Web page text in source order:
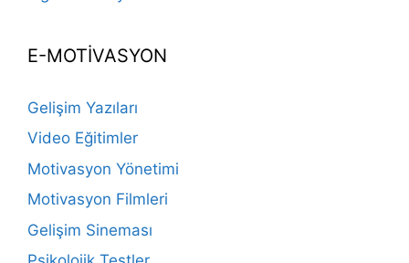
E-MOTİVASYON
Gelişim Yazıları
Video Eğitimler
Motivasyon Yönetimi
Motivasyon Filmleri
Gelişim Sineması